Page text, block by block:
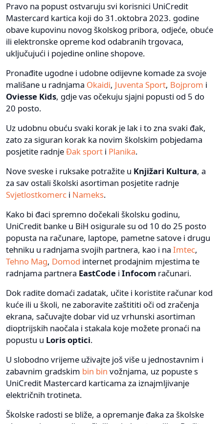
Pravo na popust ostvaruju svi korisnici UniCredit
Mastercard kartica koji do 31.oktobra 2023. godine
obave kupovinu novog školskog pribora, odjeće, obuće
ili elektronske opreme kod odabranih trgovaca,
uključujući i pojedine online shopove.
Pronađite ugodne i udobne odijevne komade za svoje
mališane u radnjama Okaidi, Juventa Sport, Bojprom i
Oviesse Kids, gdje vas očekuju sjajni popusti od 5 do
20 posto.
Uz udobnu obuću svaki korak je lak i to zna svaki đak,
zato za siguran korak ka novim školskim pobjedama
posjetite radnjeĐak sport i Planika.
Nove sveske i ruksake potražite u Knjižari Kultura, a
za sav ostali školski asortiman posjetite radnje
Svjetlostkomerc i Nameks.
Kako bi đaci spremno dočekali školsku godinu,
UniCredit banke u BiH osigurale su od 10 do 25 posto
popusta na računare, laptope, pametne satove i drugu
tehniku u radnjama svojih partnera, kao i na Imtec,
Tehno Mag, Domod internet prodajnim mjestima te
radnjama partnera EastCode i Infocom računari.
Dok radite domaći zadatak, učite i koristite računar kod
kuće ili u školi, ne zaboravite zaštititi oči od zračenja
ekrana, sačuvajte dobar vid uz vrhunski asortiman
dioptrijskih naočala i stakala koje možete pronaći na
popustu u Loris optici.
U slobodno vrijeme uživajte još više u jednostavnim i
zabavnim gradskim bin bin vožnjama, uz popuste s
UniCredit Mastercard karticama za iznajmljivanje
električnih trotineta.
Školske radosti se bliže, a opremanje đaka za školske